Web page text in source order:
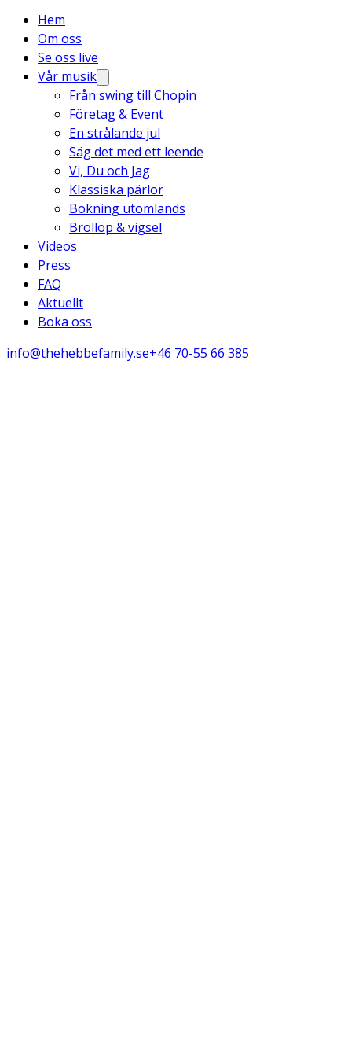
Hem
Om oss
Se oss live
Vår musik
Från swing till Chopin
Företag & Event
En strålande jul
Säg det med ett leende
Vi, Du och Jag
Klassiska pärlor
Bokning utomlands
Bröllop & vigsel
Videos
Press
FAQ
Aktuellt
Boka oss
info@thehebbefamily.se+46 70-55 66 385